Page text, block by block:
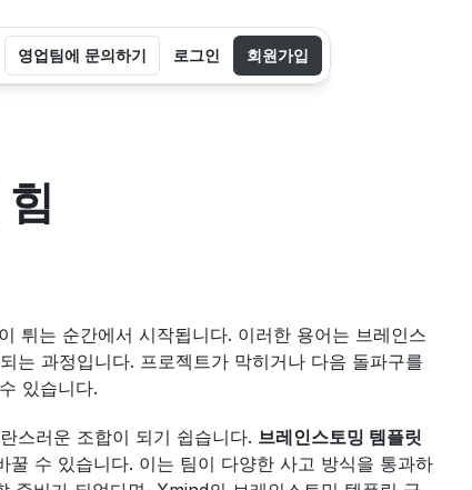
튀는 순간에서 시작됩니다. 이러한 용어는 브레인스
는 과정입니다. 프로젝트가 막히거나 다음 돌파구를
있습니다.
스러운 조합이 되기 쉽습니다. 브레인스토밍 템플릿
수 있습니다. 이는 팀이 다양한 사고 방식을 통과하
영업팀에 문의하기 로그인 회원가입